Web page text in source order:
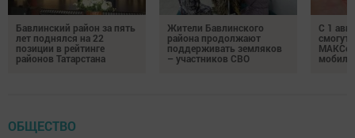
Бавлинский район за пять
лет поднялся на 22
позиции в рейтинге
районов Татарстана
Жители Бавлинского
района продолжают
поддерживать земляков
– участников СВО
С 1
смогут
ОБЩЕСТВО